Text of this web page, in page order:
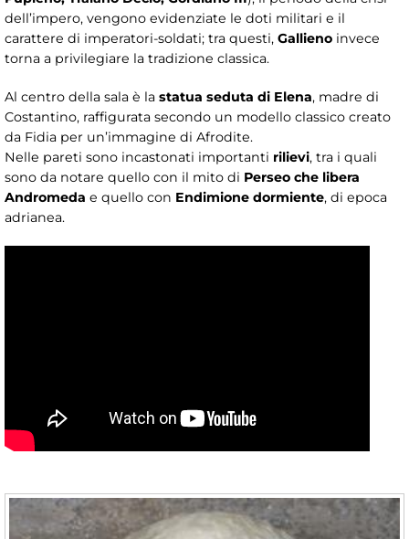
dell’impero, vengono evidenziate le doti militari e il
carattere di imperatori-soldati; tra questi, Gallieno invece
torna a privilegiare la tradizione classica.
Al centro della sala è la statua seduta di Elena, madre di
Costantino, raffigurata secondo un modello classico creato
da Fidia per un’immagine di Afrodite.
Nelle pareti sono incastonati importanti rilievi, tra i quali
sono da notare quello con il mito di Perseo che libera
Andromeda e quello con Endimione dormiente, di epoca
adrianea.